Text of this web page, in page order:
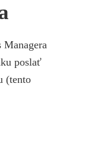
Managera
poslať
(tento